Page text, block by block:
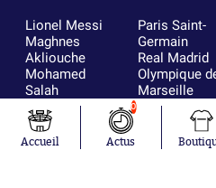
Lionel Messi
Maghnes
Akliouche
Mohamed
Salah
Neymar
Julián Álvarez
Ferrán Torres
Paris Saint-
Germain
Real Madrid
Olympique
Marseille
FIFA
FC Barcelone
Argentine
Accueil
0
Actus